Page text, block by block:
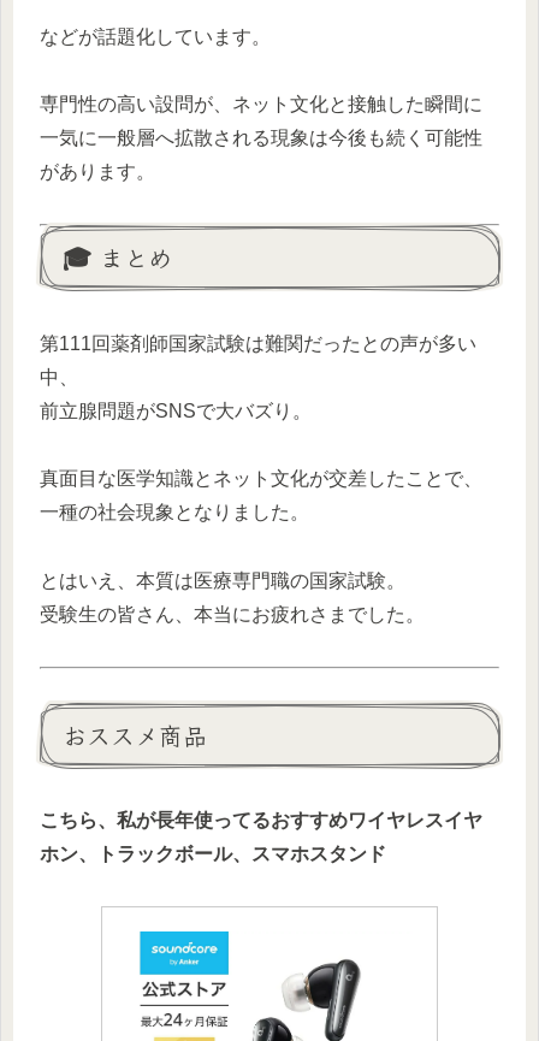
などが話題化しています。
専門性の高い設問が、ネット文化と接触した瞬間に
一気に一般層へ拡散される現象は今後も続く可能性
があります。
🎓 まとめ
第111回薬剤師国家試験は難関だったとの声が多い
中、
前立腺問題がSNSで大バズり。
真面目な医学知識とネット文化が交差したことで、
一種の社会現象となりました。
とはいえ、本質は医療専門職の国家試験。
受験生の皆さん、本当にお疲れさまでした。
おススメ商品
こちら、私が長年使ってるおすすめワイヤレスイヤ
ホン、トラックボール、スマホスタンド